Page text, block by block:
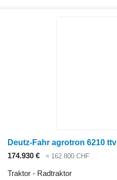
Deutz-Fahr agrotron 6210 ttv
174.930 €
≈ 162.800 CHF
Traktor - Radtraktor